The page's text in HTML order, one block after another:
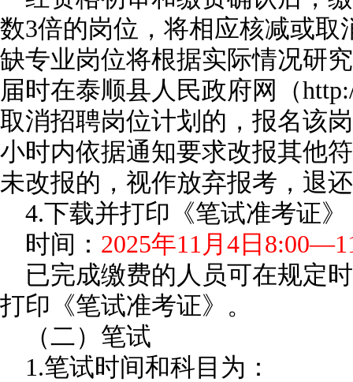
数3倍的岗位，将相应核减或取
缺专业岗位将根据实际情况研
届时在泰顺县人民政府网（
取消招聘岗位计划的，报名该
小时内依据通知要求改报其他
未改报的，视作放弃报考，退
4.下载并打印《笔试准考证》
时间： 2025年11月4日
已完成缴费的人员可在规定
打印《笔试准考证》。
（二）笔试
1.笔试时间和科目为：